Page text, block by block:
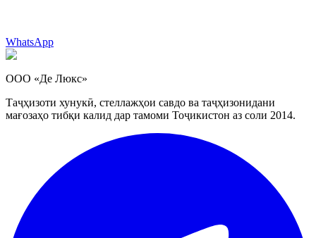
WhatsApp
ООО «Де Люкс»
Таҷҳизоти хунукӣ, стеллажҳои савдо ва таҷҳизонидани
мағозаҳо тибқи калид дар тамоми Тоҷикистон аз соли 2014.